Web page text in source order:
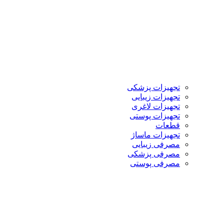
تجهیزات پزشکی
تجهیزات زیبایی
تجهیزات لاغری
تجهیزات پوستی
قطعات
تجهیزات ماساژ
مصرفی زیبایی
مصرفی پزشکی
مصرفی پوستی